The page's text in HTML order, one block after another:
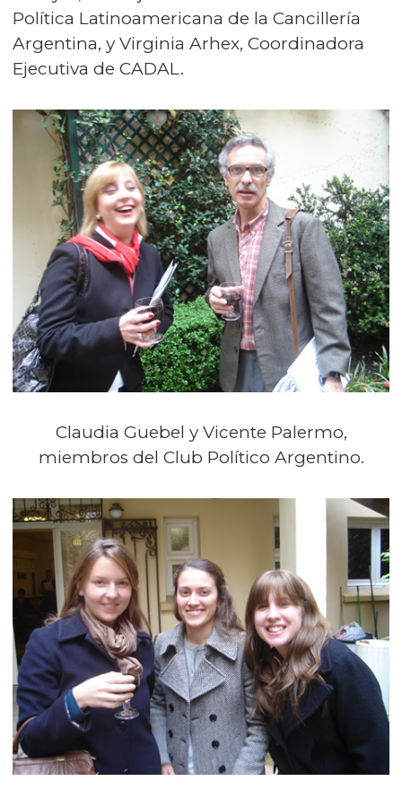
Política Latinoamericana de la Cancillería
Argentina, y Virginia Arhex, Coordinadora
Ejecutiva de CADAL.
Claudia Guebel y Vicente Palermo,
miembros del Club Político Argentino.